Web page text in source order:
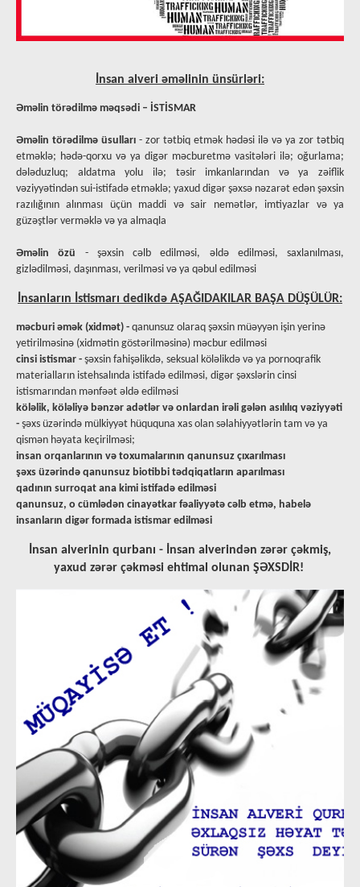
İnsan alveri əməlinin ünsürləri:
Əməlin törədilmə məqsədi – İSTİSMAR
Əməlin törədilmə üsulları - zor tətbiq etmək hədəsi ilə və ya zor tətbiq
etməklə; hədə-qorxu və ya digər məcburetmə vasitələri ilə; oğurlama;
dələduzluq; aldatma yolu ilə; təsir imkanlarından və ya zəiflik
vəziyyətindən sui-istifadə etməklə; yaxud digər şəxsə nəzarət edən şəxsin
razılığının alınması üçün maddi və sair nemətlər, imtiyazlar və ya
güzəştlər verməklə və ya almaqla
Əməlin özü - şəxsin cəlb edilməsi, əldə edilməsi, saxlanılması,
gizlədilməsi, daşınması, verilməsi və ya qəbul edilməsi
İnsanların İstismarı dedikdə AŞAĞIDAKILAR BAŞA DÜŞÜLÜR:
məcburi əmək (xidmət) - qanunsuz olaraq şəxsin müəyyən işin yerinə
yetirilməsinə (xidmətin göstərilməsinə) məcbur edilməsi
cinsi istismar - şəxsin fahişəlikdə, seksual köləlikdə və ya pornoqrafik
materialların istehsalında istifadə edilməsi, digər şəxslərin cinsi
istismarından mənfəət əldə edilməsi
köləlik, köləliyə bənzər adətlər və onlardan irəli gələn asılılıq vəziyyəti
- şəxs üzərində mülkiyyət hüququna xas olan səlahiyyətlərin tam və ya
qismən həyata keçirilməsi;
insan orqanlarının və toxumalarının qanunsuz çıxarılması
şəxs üzərində qanunsuz biotibbi tədqiqatların aparılması
qadının surroqat ana kimi istifadə edilməsi
qanunsuz, o cümlədən cinayətkar fəaliyyətə cəlb etmə, habelə
insanların digər formada istismar edilməsi
İnsan alverinin qurbanı - İnsan alverindən zərər çəkmiş,
yaxud zərər çəkməsi ehtimal olunan ŞƏXSDİR!